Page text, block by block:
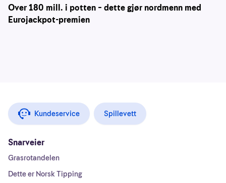
Over 180 mill. i potten – dette gjør nordmenn med
Eurojackpot-premien
Kundeservice Spillevett
Snarveier
Grasrotandelen
Dette er Norsk Tipping